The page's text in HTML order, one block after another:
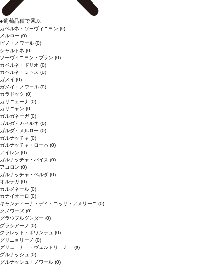
●葡萄品種で選ぶ
カベルネ・ソーヴィニヨン (0)
メルロー (0)
ピノ・ノワール (0)
シャルドネ (0)
ソーヴィニヨン・ブラン (0)
カベルネ・ドリオ (0)
カベルネ・ミトス (0)
ガメイ (0)
ガメイ・ノワール (0)
カラドック (0)
カリニェーナ (0)
カリニャン (0)
ガルガネーガ (0)
ガルダ・カベルネ (0)
ガルダ・メルロー (0)
ガルナッチャ (0)
ガルナッチャ・ローハ (0)
アイレン (0)
ガルナッチャ・パイス (0)
アコロン (0)
ガルナッチャ・ペルダ (0)
オルテガ (0)
カルメネール (0)
カナイオーロ (0)
キャンティーナ・デイ・コッリ・アメリーニ (0)
クノワーズ (0)
グラウブルグンダー (0)
グラシアーノ (0)
クラレット・ボワンテュ (0)
グリニョリーノ (0)
グリューナー・ヴェルトリーナー (0)
グルナッシュ (0)
グルナッシュ・ノワール (0)